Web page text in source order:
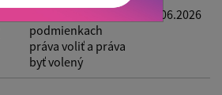
podmienkach
práva voliť a práva
byť volený
24.06.2026